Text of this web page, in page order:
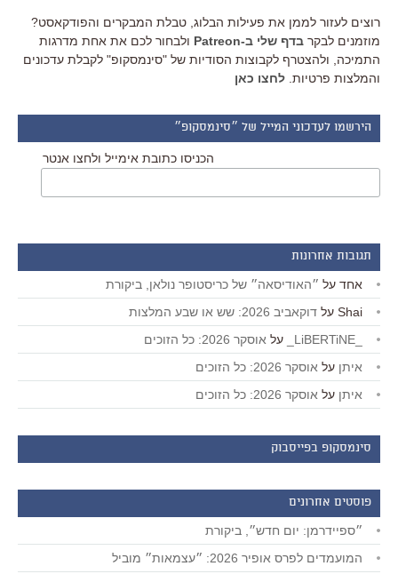
רוצים לעזור לממן את פעילות הבלוג, טבלת המבקרים והפודקאסט?
מוזמנים לבקר בדף שלי ב-Patreon
ולבחור לכם את אחת מדרגות
התמיכה, ולהצטרף לקבוצות הסודיות של "סינמסקופ" לקבלת עדכונים
והמלצות פרטיות. לחצו כאן
הירשמו לעדכוני המייל של ״סינמסקופ״
הכניסו כתובת אימייל ולחצו אנטר
תגובות אחרונות
אחד על ״האודיסאה״ של כריסטופר נולאן, ביקורת
Shai על דוקאביב 2026: שש או שבע המלצות
על אוסקר 2026: כל הזוכים
איתן על אוסקר 2026: כל הזוכים
איתן על אוסקר 2026: כל הזוכים
סינמסקופ בפייסבוק
פוסטים אחרונים
״ספיידרמן: יום חדש״, ביקורת
המועמדים לפרס אופיר 2026: ״עצמאות״ מוביל